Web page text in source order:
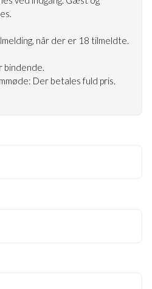
når der er 18 tilmeldte.
bindende.
Der betales fuld pris.